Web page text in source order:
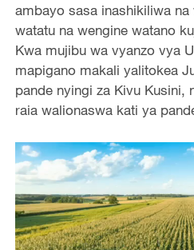
ambayo sasa inashikiliwa
watatu na wengine watano
Kwa mujibu wa vyanzo vya
mapigano makali yalitokea
pande nyingi za Kivu Kusini,
raia walionaswa kati ya